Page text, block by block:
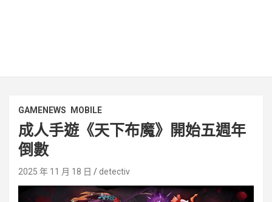
GAMENEWS MOBILE
成人手遊《天下布魔》開始五週年
倒數
2025 年 11 月 18 日 detectiv